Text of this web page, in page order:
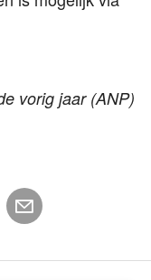
vorig jaar (ANP)